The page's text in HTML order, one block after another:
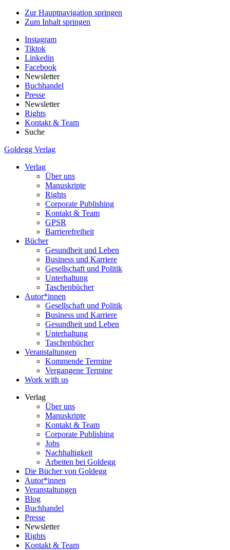
Zur Hauptnavigation springen
Zum Inhalt springen
Instagram
Tiktok
Linkedin
Facebook
Newsletter
Buchhandel
Presse
Newsletter
Rights
Kontakt & Team
Suche
Goldegg Verlag
Verlag
Über uns
Manuskripte
Rights
Corporate Publishing
Kontakt & Team
GPSR
Barrierefreiheit
Bücher
Gesundheit und Leben
Business und Karriere
Gesellschaft und Politik
Unterhaltung
Taschenbücher
Autor*innen
Gesellschaft und Politik
Business und Karriere
Gesundheit und Leben
Unterhaltung
Taschenbücher
Veranstaltungen
Kommende Termine
Vergangene Termine
Work with us
Verlag
Über uns
Manuskripte
Kontakt & Team
Corporate Publishing
Jobs
Nachhaltigkeit
Arbeiten bei Goldegg
Die Bücher von Goldegg
Autor*innen
Veranstaltungen
Blog
Buchhandel
Presse
Newsletter
Rights
Kontakt & Team